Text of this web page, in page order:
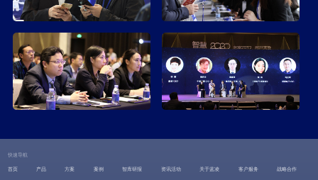
快速导航
首页 产品 方案 案例 智库研报 资讯活动 关于蓝凌 客户服务 战略合作